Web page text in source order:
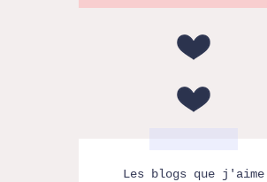
Les blogs que j'aime